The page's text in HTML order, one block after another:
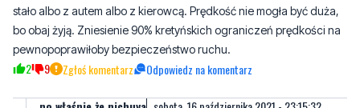
stało albo z autem albo z kierowcą. Prędkość nie mogła być duża,
bo obaj żyją. Zniesienie 90% kretyńskich ograniczeń prędkości na
pewnopoprawiłoby bezpieczeństwo ruchu.
2 9 Zgłoś komentarz Odpowiedz na komentarz